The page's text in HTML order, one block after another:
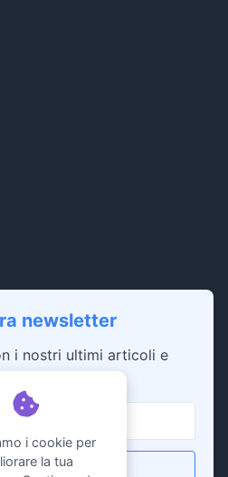
newsletter
i nostri ultimi articoli e
Iscriviti
i cookie per
la tua